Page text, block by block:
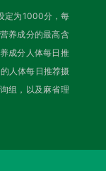
定为1000分，每
养成分的最高含
成分人体每日推
人体每日推荐摄
组，以及麻省理